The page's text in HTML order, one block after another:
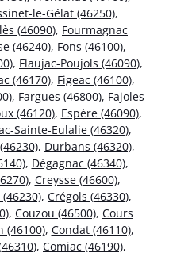
le-Gélat (46250),
(46090), Fourmagnac
(46240), Fons (46100),
, Flaujac-Poujols (46090),
(46170), Figeac (46100),
, Fargues (46800), Fajoles
(46120), Espère (46090),
Sainte-Eulalie (46320),
, Durbans (46320),
, Dégagnac (46340),
, Creysse (46600),
, Crégols (46330),
, Couzou (46500), Cours
(46100), Condat (46110),
, Comiac (46190),